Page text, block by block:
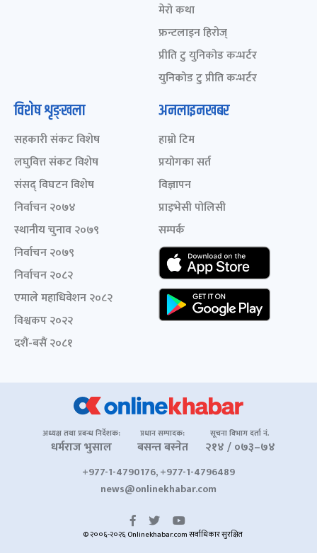
मेरो कथा
फ्रन्टलाइन हिरोज्
प्रीति टु युनिकोड कन्भर्टर
युनिकोड टु प्रीति कन्भर्टर
विशेष शृङ्खला
सहकारी संकट विशेष
लघुवित्त संकट विशेष
संसद् विघटन विशेष
निर्वाचन २०७४
स्थानीय चुनाव २०७९
निर्वाचन २०७९
निर्वाचन २०८२
एमाले महाधिवेशन २०८२
विश्वकप २०२२
दशैं-बसैं २०८१
अनलाइनखबर
हाम्रो टिम
प्रयोगका सर्त
विज्ञापन
प्राइभेसी पोलिसी
सम्पर्क
अध्यक्ष तथा प्रबन्ध निर्देशक:
धर्मराज भुसाल
प्रधान सम्पादक:
बसन्त बस्नेत
सूचना विभाग दर्ता नं.
२१४ / ०७३–७४
+977-1-4790176, +977-1-4796489
news@onlinekhabar.com
© २००६-२०२६ Onlinekhabar.com सर्वाधिकार सुरक्षित